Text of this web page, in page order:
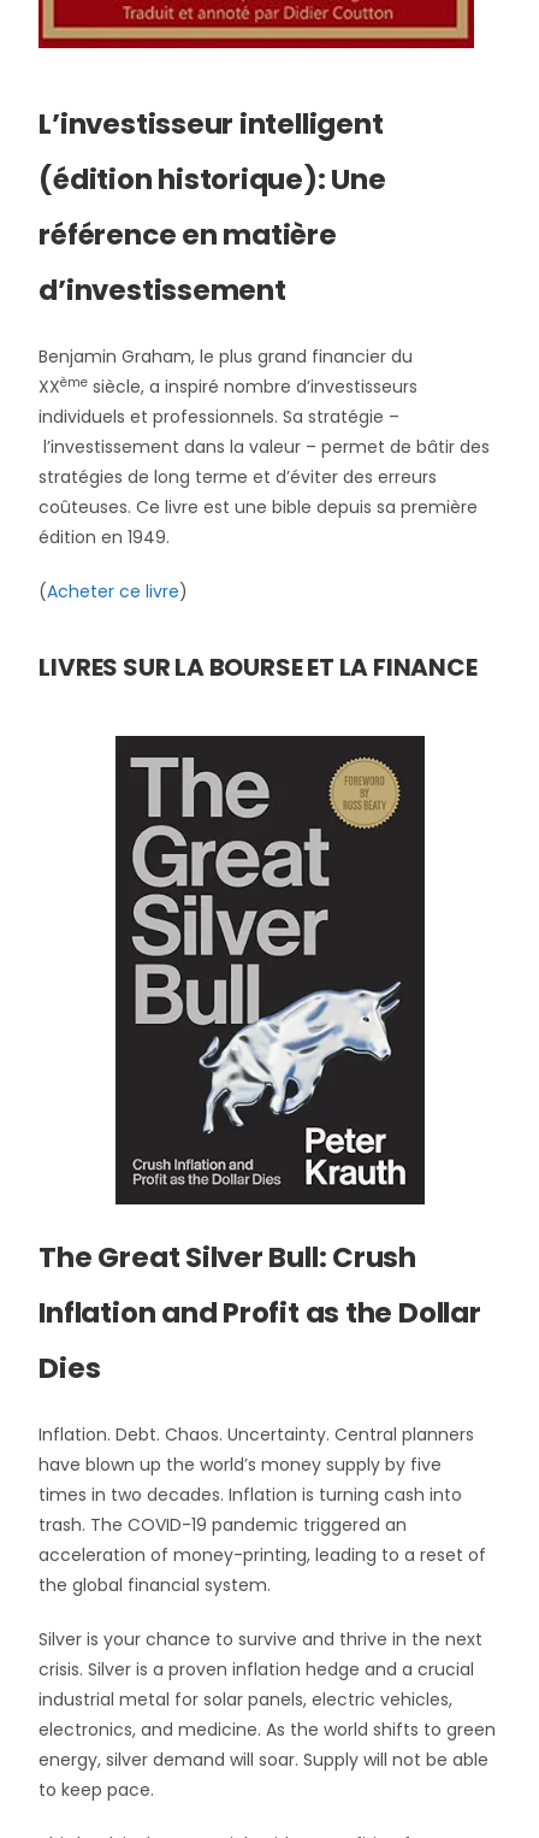
L’investisseur intelligent
(édition historique): Une
référence en matière
d’investissement
Benjamin Graham, le plus grand financier du
XXème siècle, a inspiré nombre d’investisseurs
individuels et professionnels. Sa stratégie –
l’investissement dans la valeur – permet de bâtir des
stratégies de long terme et d’éviter des erreurs
coûteuses. Ce livre est une bible depuis sa première
édition en 1949.
(Acheter ce livre)
LIVRES SUR LA BOURSE ET LA FINANCE
The Great Silver Bull: Crush
Inflation and Profit as the Dollar
Dies
Inflation. Debt. Chaos. Uncertainty. Central planners
have blown up the world’s money supply by five
times in two decades. Inflation is turningcash into
trash. The COVID-19 pandemic triggered an
acceleration of money-printing, leading to a reset of
the global financial system.
Silver is your chance to survive and thrive in the next
crisis. Silver is a proven inflation hedgeanda crucial
industrial metal for solar panels, electric vehicles,
electronics, and medicine. As the world shifts to green
energy, silver demand will soar. Supply will not be able
to keep pace.